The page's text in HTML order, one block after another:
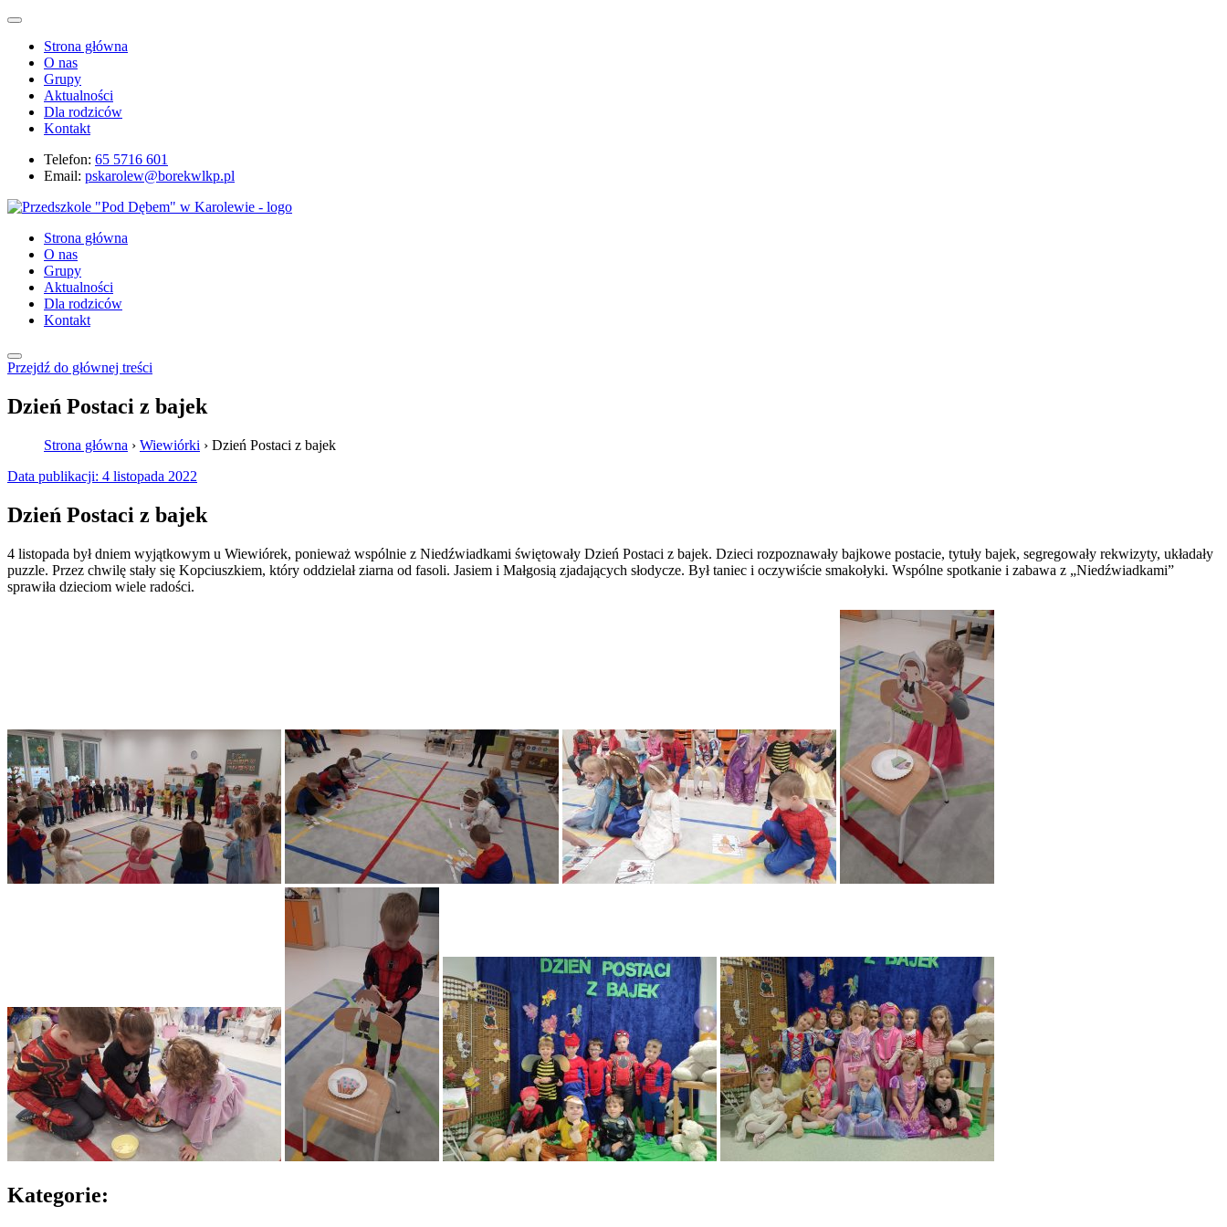
Strona główna
O nas
Grupy
Aktualności
Dla rodziców
Kontakt
Telefon: 65 5716 601
Email: pskarolew@borekwlkp.pl
Strona główna
O nas
Grupy
Aktualności
Dla rodziców
Kontakt
Przejdź do głównej treści
Dzień Postaci z bajek
Strona główna › Wiewiórki › Dzień Postaci z bajek
Data publikacji: 4 listopada 2022
Dzień Postaci z bajek
4 listopada był dniem wyjątkowym u Wiewiórek, ponieważ wspólnie z Niedźwiadkami świętowały Dzień Postaci z bajek. Dzieci rozpoznawały bajkowe postacie, tytuły bajek, segregowały rekwizyty, układały
puzzle. Przez chwilę stały się Kopciuszkiem, który oddzielał ziarna od fasoli. Jasiem i Małgosią zjadających słodycze. Był taniec i oczywiście smakołyki. Wspólne spotkanie i zabawa z „Niedźwiadkami”
sprawiła dzieciom wiele radości.
Kategorie: